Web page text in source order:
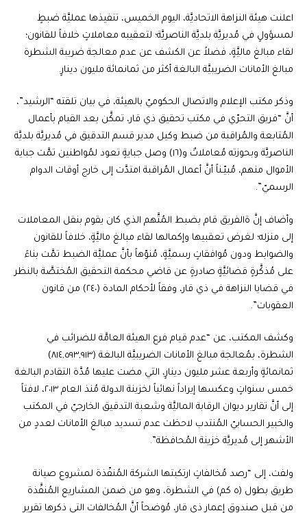
اعلنت هيئة النزاهة الاتحاديَّة، اليوم الخميس، تنفيذها عمليَّة ضبطٍ
لمسؤولٍ في مُديريَّة بلديَّة الناصريَّة؛ لتعقيبه معاملاتٍ خلافاً للقانون؛
لقاء مبالغ ماليَّةٍ، فضلاً عن الكشف عن عدم معالجة ضريبة الشطرة
مبالغ الأمانات الضريبيَّة البالغة أكثر من ثمانمائة مليون دينارٍ.
وذكر مكتب الإعلام والاتصال الحكوميّ بالهيئة، في بيان تلقته “الرشيد”،
أنَّ “فريق التحرّي في مكتب تحقيق ذي قار، تمكَّن بعد القيام بأعمال
المُتابعة والمُراقبة من ضبط وكيل مدير قسم التدقيق في مُديريَّة بلديَّة
الناصريَّة وبحوزته مُعاملاتٌ و(١٦) وصل جبايةٍ تعود لمُواطنين تمَّت جباية
الأموال منهم، مُبيّـناً أنَّ أعمال المُراقبة امتدَّت إلى خارج أوقات الدوام
الرسميّ”.
وأضاف إنَّ ةالفريق قام بضبط المُتَّهم الذي كان يقوم بنقل المعاملات
إلى منزله؛ لغرض تعقبيها وإكمالها لقاء مبالغ ماليَّةٍ، خلافاً للقانون
والضوابط ودون مُوافقاتٍ رسميَّةٍ، مُنوّهاً بأنَّ عمليَّة الضبط تمَّت بناءً
على مُذكَّرةٍ قضائيَّةٍ صادرةٍ عن قاضي محكمة التحقيق المُختصَّة بالنظر
في قضايا النزاهة في ذي قار، وفقاً لأحكام المادة (٢٤٠) من قانون
العقوبات”.
وكشف المكتب، عن “عدم قيام فرع الهيئة العامَّة للضرائب في
الشطرة، بمُعالجة مبالغ الأمانات الضريبيَّة البالغة (٨١٤,٥٩٣,٩١٣)
ثمانمائةٍ وأربعة عشر مليون دينارٍ، التي مضت عليها مُدَّة التقادم البالغة
خمس سنواتٍ وعكسها إيراداً نهائياً لخزينة الدولة مُنذ العام ٢٠١٣، لافتاً
إلى أنَّ تقارير ديوان الرقابة الماليَّة وشعبة التدقيق الخارجيّ في المكتب
والخبير الحسابيّ المُنتدب لاحظت عدم تسديد مبالغ الأمانات لعددٍ من
الأشهر إلى مُديريَّة خزينة المُحافظة”.
ولفت، إلى “رصد مُخالفاتٍ ارتكبتها الشركة المُنفّذة لمشروع صيانة
طريق بطول (٥ كم) في الشطرة، وهو من ضمن المشاريع المُنفَّذة
من قبل صندوق إعمار ذي قار، مُوضحاً أنَّ المُخالفات التي ذكرها تقرير